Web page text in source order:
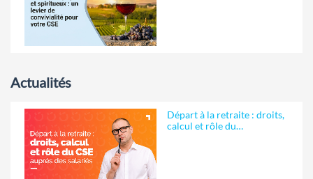
Actualités
Départ à la retraite : droits,
calcul et rôle du…